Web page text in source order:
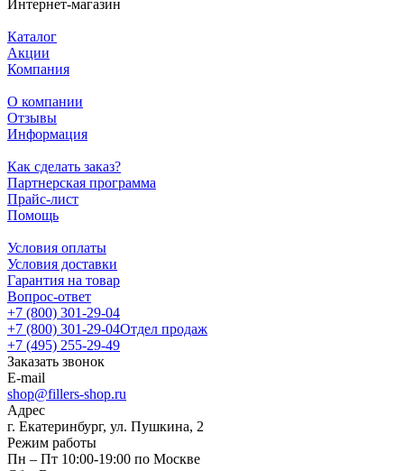
Интернет-магазин
Каталог
Акции
Компания
О компании
Отзывы
Информация
Как сделать заказ?
Партнерская программа
Прайс-лист
Помощь
Условия оплаты
Условия доставки
Гарантия на товар
Вопрос-ответ
+7 (800) 301-29-04
+7 (800) 301-29-04Отдел продаж
+7 (495) 255-29-49
Заказать звонок
E-mail
shop@fillers-shop.ru
Адрес
г. Екатеринбург, ул. Пушкина, 2
Режим работы
Пн – Пт 10:00-19:00 по Москве